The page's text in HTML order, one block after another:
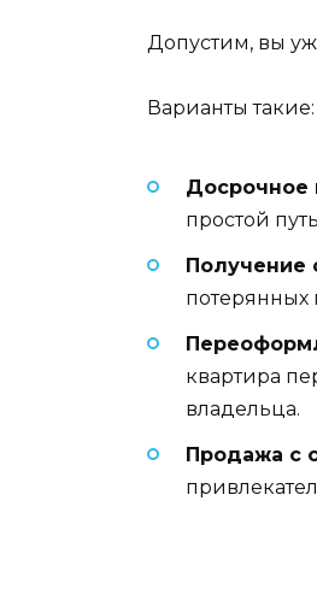
Допустим, вы
Варианты такие:
Досрочное
простой
Получение
потерянных
квартира
владельца.
Продажа с